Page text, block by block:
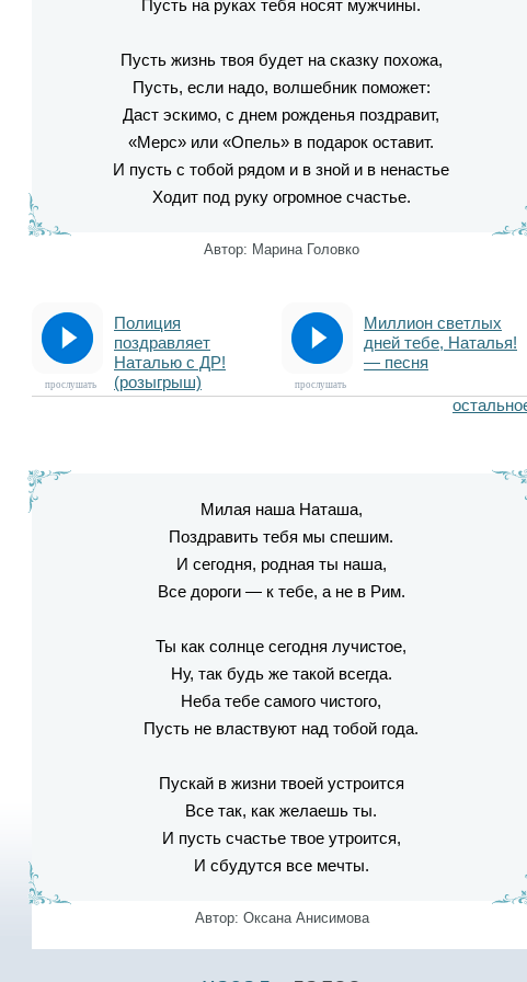
Пусть на руках тебя носят мужчины.
Пусть жизнь твоя будет на сказку похожа,
Пусть, если надо, волшебник поможет:
Даст эскимо, с днем рожденья поздравит,
«Мерс» или «Опель» в подарок оставит.
И пусть с тобой рядом и в зной и в ненастье
Ходит под руку огромное счастье.
Автор: Марина Головко
Полиция
поздравляет
Наталью с ДР!
(розыгрыш)
прослушать
Миллион светлых
дней тебе, Наталья!
— песня
прослушать
Милая наша Наташа,
Поздравить тебя мы спешим.
И сегодня, родная ты наша,
Все дороги — к тебе, а не в Рим.
Ты как солнце сегодня лучистое,
Ну, так будь же такой всегда.
Неба тебе самого чистого,
Пусть не властвуют над тобой года.
Пускай в жизни твоей устроится
Все так, как желаешь ты.
И пусть счастье твое утроится,
И сбудутся все мечты.
Автор: Оксана Анисимова